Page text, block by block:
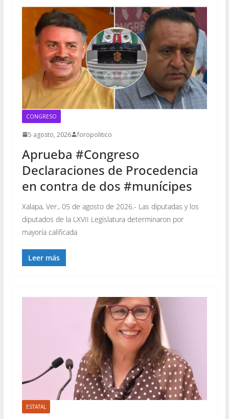
CONGRESO
5 agosto, 2026 foropolitico
Aprueba #Congreso
Declaraciones de Procedencia
en contra de dos #munícipes
Xalapa, Ver., 05 de agosto de 2026.- Las diputadas y los
diputados de la LXVII Legislatura determinaron por
mayoría calificada
Leer más
ESTATAL